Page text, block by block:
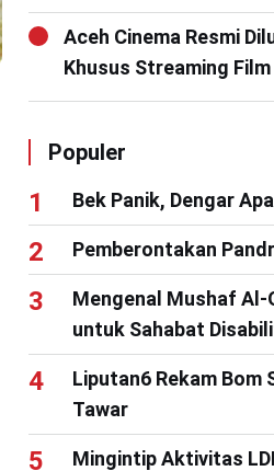
Aceh Cinema Resmi
Khusus Streaming
Populer
Bek Panik, Dengar
Pemberontakan
Mengenal Mushaf Al-
untuk Sahabat
Liputan6 Rekam Bom
Tawar
Mingintip Aktivitas